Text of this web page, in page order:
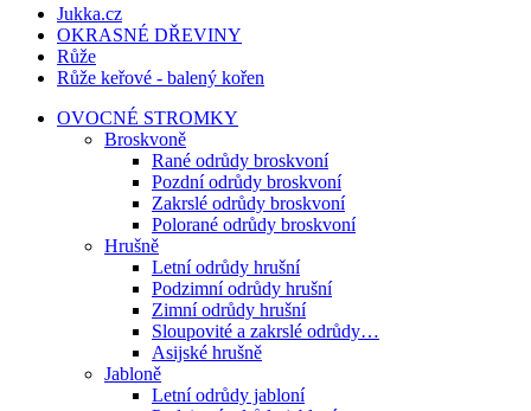
Jukka.cz
OKRASNÉ DŘEVINY
Růže
Růže keřové - balený kořen
OVOCNÉ STROMKY
Broskvoně
Rané odrůdy broskvoní
Pozdní odrůdy broskvoní
Zakrslé odrůdy broskvoní
Polorané odrůdy broskvoní
Hrušně
Letní odrůdy hrušní
Podzimní odrůdy hrušní
Zimní odrůdy hrušní
Sloupovité a zakrslé odrůdy…
Asijské hrušně
Jabloně
Letní odrůdy jabloní